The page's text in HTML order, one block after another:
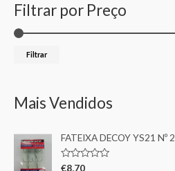
Filtrar por Preço
Filtrar
Mais Vendidos
FATEIXA DECOY YS21 Nº 2
A
€8,70